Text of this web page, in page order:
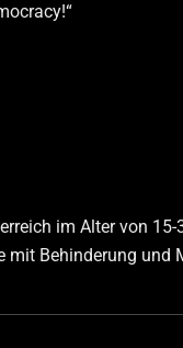
im Alter von
mit Behinderung und